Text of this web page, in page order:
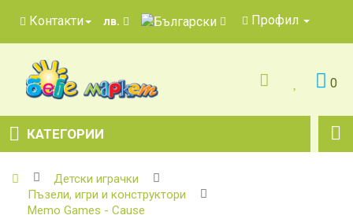
Контакти лв. Профил
0
КАТЕГОРИИ
Детски играчки
Пъзели, игри и конструктори
Memo Games - Cause